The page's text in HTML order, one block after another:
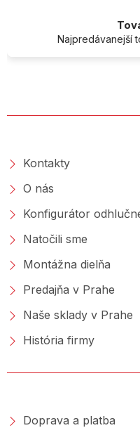
Najpredávanejší
Kontakty
O nás
Konfigurátor
Natočili sme
Montážna dielňa
Predajňa v Prahe
Naše sklady v Prahe
História firmy
Doprava a platba